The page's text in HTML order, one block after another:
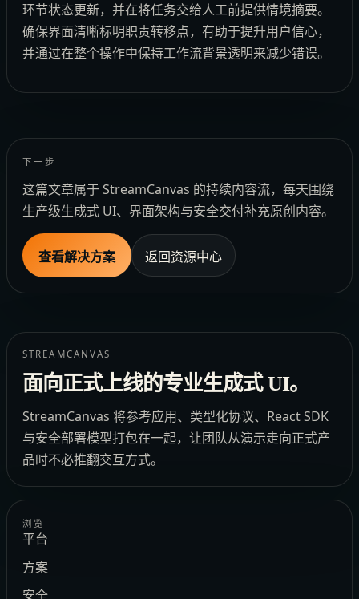
环节状态更新，并在将任务交给人工前提供情境摘要。
确保界面清晰标明职责转移点，有助于提升用户信心，
并通过在整个操作中保持工作流背景透明来减少错误。
下一步
这篇文章属于 StreamCanvas 的持续内容流，每天围绕
生产级生成式 UI、界面架构与安全交付补充原创内容。
查看解决方案 返回资源中心
STREAMCANVAS
面向正式上线的专业生成式 UI。
StreamCanvas 将参考应用、类型化协议、React SDK
与安全部署模型打包在一起，让团队从演示走向正式产
品时不必推翻交互方式。
浏览
平台
方案
安全